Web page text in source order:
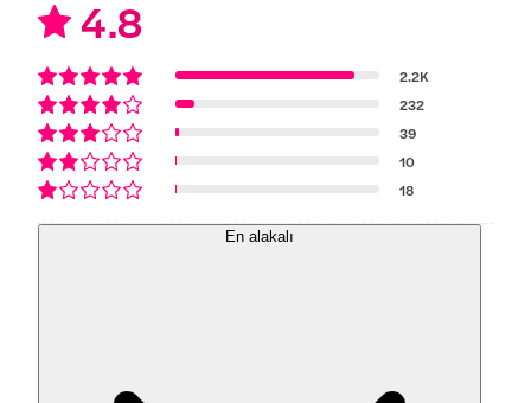
4.8
2.2K
232
39
10
18
En alakalı